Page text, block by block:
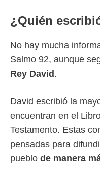
¿ Quién
No hay mucha
Salmo 92, aunque
Rey David .
David escribió la
encuentran en el
Testamento. Estas
pensadas para
pueblo de manera